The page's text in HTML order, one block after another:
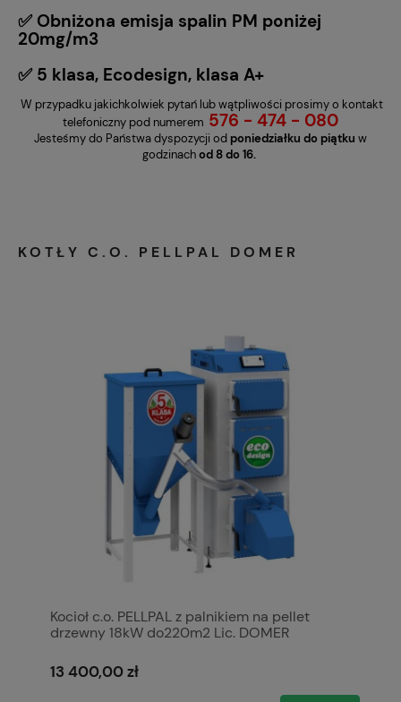
✅ Obniżona emisja spalin PM poniżej
20mg/m3
✅ 5 klasa, Ecodesign, klasa A+
W przypadku jakichkolwiek pytań lub wątpliwości prosimy o kontakt
telefoniczny pod numerem 576 - 474 - 080
Jesteśmy do Państwa dyspozycji od poniedziałku do piątku w
godzinachod 8 do 16.
KOTŁY C.O. PELLPAL DOMER
Kocioł c.o. PELLPAL z palnikiem na pellet
drzewny 18kW do220m2 Lic. DOMER
stal 5mm P265GH A+ 5 klasa / Ecodesign
13 400,00 zł